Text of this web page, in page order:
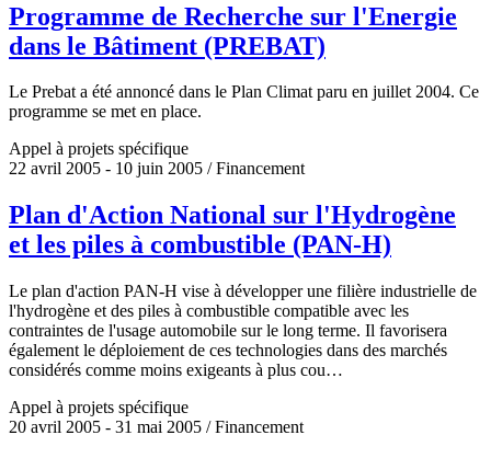
Programme de Recherche sur l'Energie
dans le Bâtiment (PREBAT)
Le Prebat a été annoncé dans le Plan Climat paru en juillet 2004. Ce
programme se met en place.
Appel à projets spécifique
22 avril 2005 - 10 juin 2005 / Financement
Plan d'Action National sur l'Hydrogène
et les piles à combustible (PAN-H)
Le plan d'action PAN-H vise à développer une filière industrielle de
l'hydrogène et des piles à combustible compatible avec les
contraintes de l'usage automobile sur le long terme. Il favorisera
également le déploiement de ces technologies dans des marchés
considérés comme moins exigeants à plus cou…
Appel à projets spécifique
20 avril 2005 - 31 mai 2005 / Financement